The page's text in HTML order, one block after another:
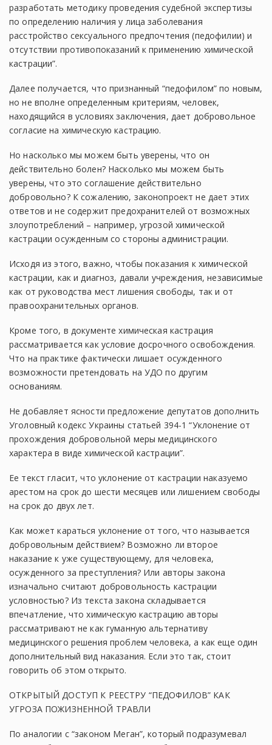
разработать методику проведения судебной экспертизы
по определению наличия у лица заболевания
расстройство сексуального предпочтения (педофилии) и
отсутствии противопоказаний к применению химической
кастрации”.
Далее получается, что признанный “педофилом” по новым,
но не вполне определенным критериям, человек,
находящийся в условиях заключения, дает добровольное
согласие на химическую кастрацию.
Но насколько мы можем быть уверены, что он
действительно болен? Насколько мы можем быть
уверены, что это соглашение действительно
добровольно? К сожалению, законопроект не дает этих
ответов и не содержит предохранителей от возможных
злоупотреблений – например, угрозой химической
кастрации осужденным со стороны администрации.
Исходя из этого, важно, чтобы показания к химической
кастрации, как и диагноз, давали учреждения, независимые
как от руководства мест лишения свободы, так и от
правоохранительных органов.
Кроме того, в документе химическая кастрация
рассматривается как условие досрочного освобождения.
Что на практике фактически лишает осужденного
возможности претендовать на УДО по другим
основаниям.
Не добавляет ясности предложение депутатов дополнить
Уголовный кодекс Украины статьей 394-1 “Уклонение от
прохождения добровольной меры медицинского
характера в виде химической кастрации”.
Ее текст гласит, что уклонение от кастрации наказуемо
арестом на срок до шести месяцев или лишением свободы
на срок до двух лет.
Как может караться уклонение от того, что называется
добровольным действием? Возможно ли второе
наказание к уже существующему, для человека,
осужденного за преступления? Или авторы закона
изначально считают добровольность кастрации
условностью? Из текста закона складывается
впечатление, что химическую кастрацию авторы
рассматривают не как гуманную альтернативу
медицинского решения проблем человека, а как еще один
дополнительный вид наказания. Если это так, стоит
говорить об этом открыто.
ОТКРЫТЫЙ ДОСТУП К РЕЕСТРУ “ПЕДОФИЛОВ” КАК
УГРОЗА ПОЖИЗНЕННОЙ ТРАВЛИ
По аналогии с “законом Меган”, который подразумевал